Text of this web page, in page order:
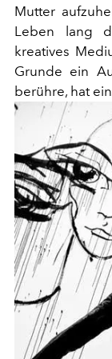
Mutter
Leben lang
kreatives
Grunde ein
berühre, hat